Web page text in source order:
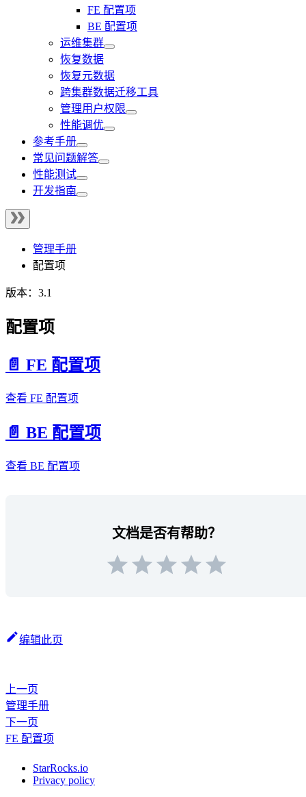
FE 配置项
BE 配置项
运维集群
恢复数据
恢复元数据
跨集群数据迁移工具
管理用户权限
性能调优
参考手册
常见问题解答
性能测试
开发指南
管理手册
配置项
版本：3.1
配置项
📄️ FE 配置项
查看 FE 配置项
📄️ BE 配置项
查看 BE 配置项
文档是否有帮助？
编辑此页
上一页
管理手册
下一页
FE 配置项
StarRocks.io
Privacy policy